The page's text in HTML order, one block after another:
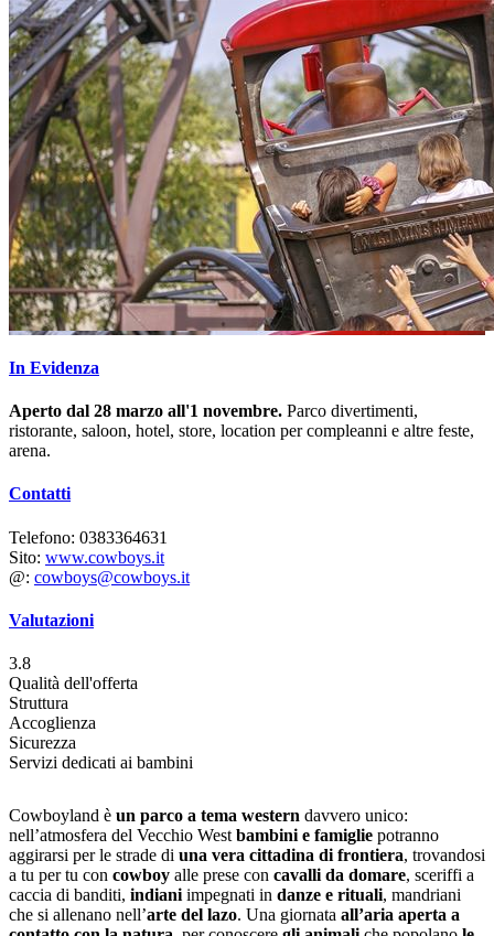
In Evidenza
Aperto dal 28 marzo all'1 novembre. Parco divertimenti,
ristorante, saloon, hotel, store, location per compleanni e altre feste,
arena.
Contatti
Telefono: 0383364631
Sito: www.cowboys.it
@: cowboys@cowboys.it
Valutazioni
3.8
Qualità dell'offerta
Struttura
Accoglienza
Sicurezza
Servizi dedicati ai bambini
Cowboyland è un parco a tema western davvero unico:
nell’atmosfera del Vecchio West bambini e famiglie potranno
aggirarsi per le strade di una vera cittadina di frontiera, trovandosi
a tu per tu con cowboy alle prese con cavalli da domare, sceriffi a
caccia di banditi, indiani impegnati in danze e rituali, mandriani
che si allenano nell’arte del lazo. Una giornata all’aria aperta a